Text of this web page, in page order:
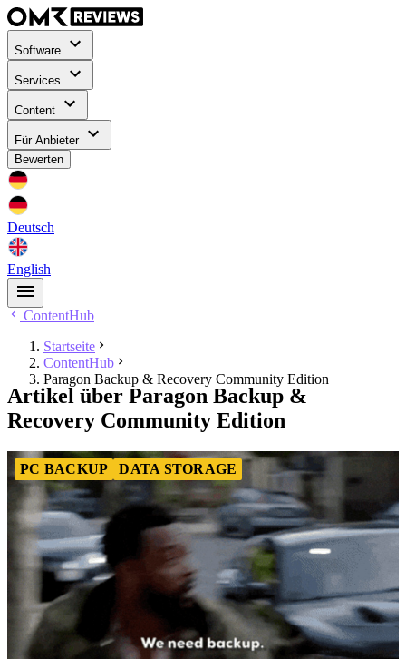
Software
Services
Content
Für Anbieter
Bewerten
Deutsch
English
ContentHub
Startseite
ContentHub
Paragon Backup & Recovery Community Edition
Artikel über Paragon Backup &
Recovery Community Edition
PC BACKUP DATA STORAGE